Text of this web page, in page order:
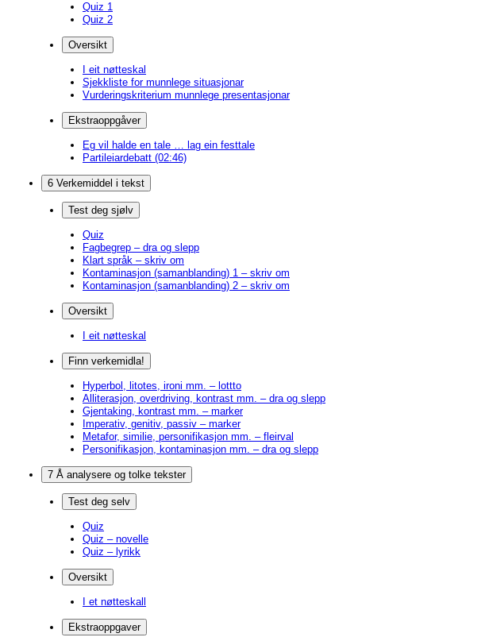
Quiz 1
Quiz 2
Oversikt
I eit nøtteskal
Sjekkliste for munnlege situasjonar
Vurderingskriterium munnlege presentasjonar
Ekstraoppgåver
Eg vil halde en tale … lag ein festtale
Partileiardebatt (02:46)
6 Verkemiddel i tekst
Test deg sjølv
Quiz
Fagbegrep – dra og slepp
Klart språk – skriv om
Kontaminasjon (samanblanding) 1 – skriv om
Kontaminasjon (samanblanding) 2 – skriv om
Oversikt
I eit nøtteskal
Finn verkemidla!
Hyperbol, litotes, ironi mm. – lottto
Alliterasjon, overdriving, kontrast mm. – dra og slepp
Gjentaking, kontrast mm. – marker
Imperativ, genitiv, passiv – marker
Metafor, similie, personifikasjon mm. – fleirval
Personifikasjon, kontaminasjon mm. – dra og slepp
7 Å analysere og tolke tekster
Test deg selv
Quiz
Quiz – novelle
Quiz – lyrikk
Oversikt
I et nøtteskall
Ekstraoppgaver